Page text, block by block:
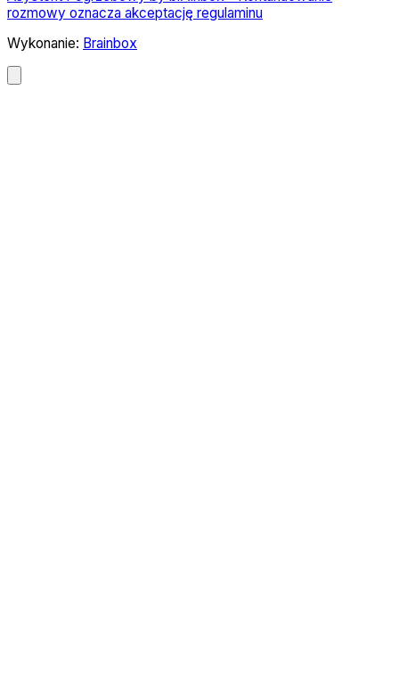
rozmowy oznacza akceptację regulaminu
Wykonanie: Brainbox